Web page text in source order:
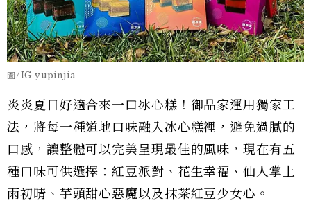
圖/IG yupinjia
炎炎夏日好適合來一口冰心糕！御品家運用獨家工
法，將每一種道地口味融入冰心糕裡，避免過膩的
口感，讓整體可以完美呈現最佳的風味，現在有五
種口味可供選擇：紅豆派對、花生幸福、仙人掌上
雨初晴、芋頭甜心惡魔以及抹茶紅豆少女心。